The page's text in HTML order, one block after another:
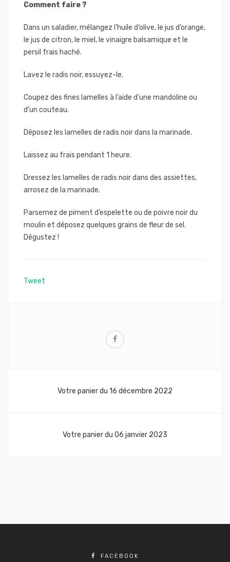
Comment faire ?
Dans un saladier, mélangez l’huile d’olive, le jus d’orange,
le jus de citron, le miel, le vinaigre balsamique et le
persil frais haché.
Lavez le radis noir, essuyez-le.
Coupez des fines lamelles à l’aide d’une mandoline ou
d’un couteau.
Déposez les lamelles de radis noir dans la marinade.
Laissez au frais pendant 1 heure.
Dressez les lamelles de radis noir dans des assiettes,
arrosez de la marinade.
Parsemez de piment d’espelette ou de poivre noir du
moulin et déposez quelques grains de fleur de sel.
Dégustez !
Tweet
Votre panier du 16 décembre 2022
Votre panier du 06 janvier 2023
FACEBOOK